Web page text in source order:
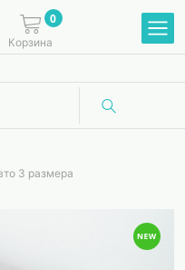
0
Корзина
3 размера